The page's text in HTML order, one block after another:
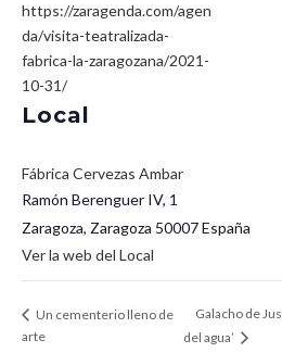
https://zaragenda.com/agen
da/visita-teatralizada-
fabrica-la-zaragozana/2021-
10-31/
Local
Fábrica Cervezas Ambar
Ramón Berenguer IV, 1
Zaragoza, Zaragoza 50007España
Ver la web del Local
Un cementerio lleno de
arte
Galacho de
del agua’